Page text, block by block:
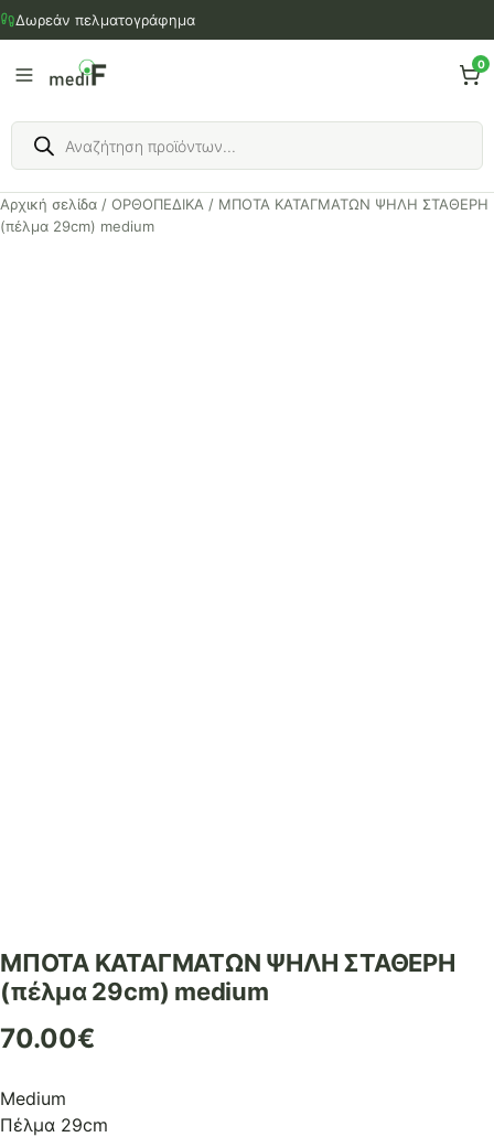
Μετάβαση
στο
περιεχόμενο
Δωρεάν πελματογράφημα
0
Products
search
Αρχική σελίδα / ΟΡΘΟΠΕΔΙΚΑ / ΜΠΟΤΑ ΚΑΤΑΓΜΑΤΩΝ ΨΗΛΗ ΣΤΑΘΕΡΗ
(πέλμα 29cm) medium
ΜΠΟΤΑ ΚΑΤΑΓΜΑΤΩΝ ΨΗΛΗ ΣΤΑΘΕΡΗ
(πέλμα 29cm) medium
70.00€
Medium
Πέλμα 29cm